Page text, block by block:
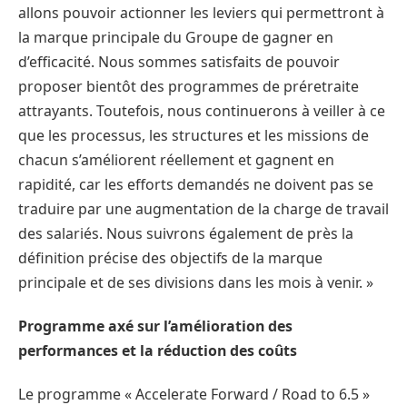
allons pouvoir actionner les leviers qui permettront à
la marque principale du Groupe de gagner en
d’efficacité. Nous sommes satisfaits de pouvoir
proposer bientôt des programmes de préretraite
attrayants. Toutefois, nous continuerons à veiller à ce
que les processus, les structures et les missions de
chacun s’améliorent réellement et gagnent en
rapidité, car les efforts demandés ne doivent pas se
traduire par une augmentation de la charge de travail
des salariés. Nous suivrons également de près la
définition précise des objectifs de la marque
principale et de ses divisions dans les mois à venir. »
Programme axé sur l’amélioration des
performances et la réduction des coûts
Le programme « Accelerate Forward / Road to 6.5 »